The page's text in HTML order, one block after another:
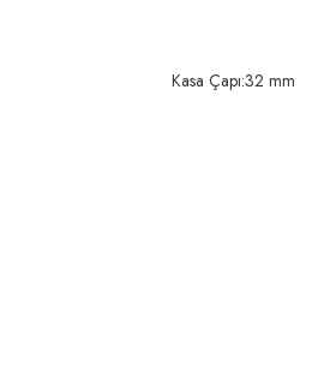
Kasa Çapı:32 mm